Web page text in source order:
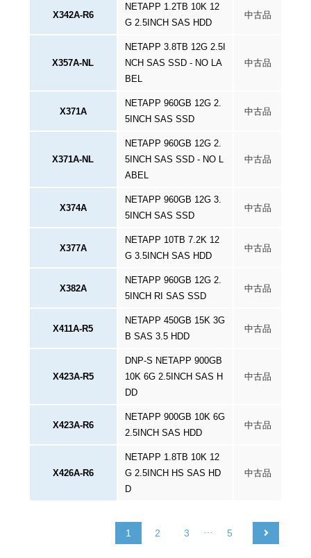
X342A-R6
NETAPP 1.2TB 10K 12
G 2.5INCH SAS HDD
中古品
X357A-NL
NETAPP 3.8TB 12G 2.5I
NCH SAS SSD - NO LA
BEL
中古品
X371A
NETAPP 960GB 12G 2.
5INCH SAS SSD
中古品
X371A-NL
NETAPP 960GB 12G 2.
5INCH SAS SSD - NO L
ABEL
中古品
X374A
NETAPP 960GB 12G 3.
5INCH SAS SSD
中古品
X377A
NETAPP 10TB 7.2K 12
G 3.5INCH SAS HDD
中古品
X382A
NETAPP 960GB 12G 2.
5INCH RI SAS SSD
中古品
X411A-R5
NETAPP 450GB 15K 3G
B SAS 3.5 HDD
中古品
X423A-R5
DNP-S NETAPP 900GB
10K 6G 2.5INCH SAS H
DD
中古品
X423A-R6
NETAPP 900GB 10K 6G
2.5INCH SAS HDD
中古品
X426A-R6
NETAPP 1.8TB 10K 12
G 2.5INCH HS SAS HD
D
中古品
1 2 3 5